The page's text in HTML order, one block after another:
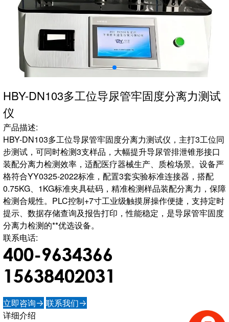
HBY-DN103多工位导尿管牢固度分离力测试
仪
产品描述:
HBY-DN103多工位导尿管牢固度分离力测试仪，主打3工位同
步测试，可同时检测3支样品，大幅提升导尿管排泄锥形接口
装配分离力检测效率，适配医疗器械生产、质检场景。设备严
格符合YY0325-2022标准，配置3套实验标准连接器，搭配
0.75KG、1KG标准夹具砝码，精准检测样品装配分离力，保障
检测合规性。PLC控制+7寸工业级触摸屏操作便捷，支持定时
提示、数据存储查询及报告打印，性能稳定，是导尿管牢固度
分离力检测的**优选设备。
联系电话:
400-9634366
15638402031
立即咨询 联系我们
详细介绍